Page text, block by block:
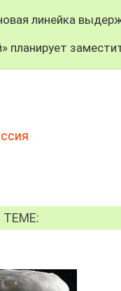
линейка
планирует